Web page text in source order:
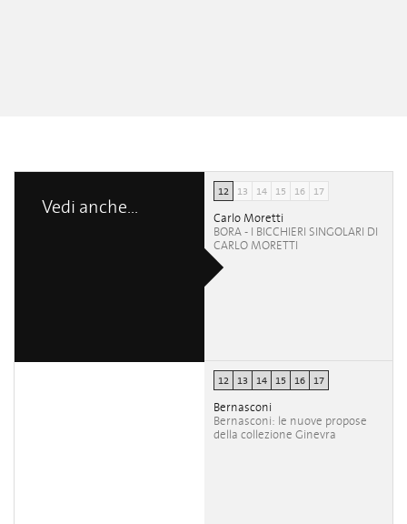
Vedi anche...
12 13 14 15 16 17
Carlo Moretti
BORA - I BICCHIERI SINGOLARI DI
CARLO MORETTI
12 13 14 15 16 17
Bernasconi
Bernasconi: le nuove propose
della collezione Ginevra